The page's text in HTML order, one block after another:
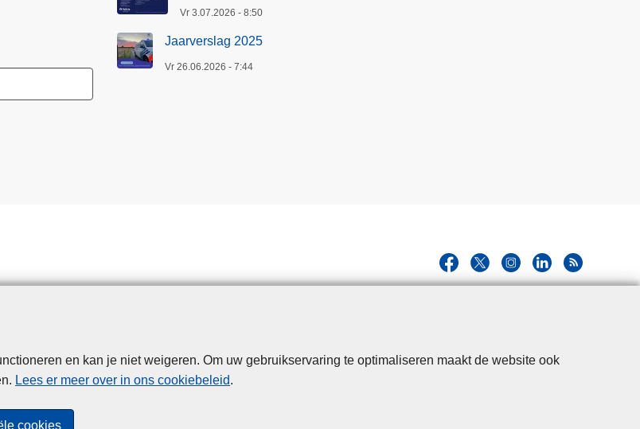
en kan je niet weigeren. Om uw gebruikservaring te optimaliseren maakt de website ook
Lees er meer over in ons cookiebeleid.
cookies
Vr 3.07.2026 - 8:50
Jaarverslag 2025
Vr 26.06.2026 - 7:44
Privacy Cookies Toegankelijkheid
© 2026 Politie.be